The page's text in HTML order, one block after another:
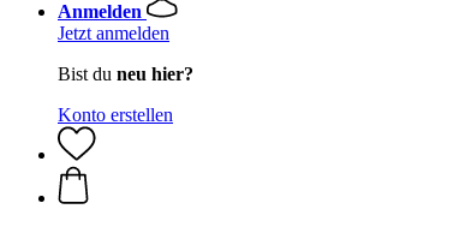
Anmelden
Jetzt anmelden
Bist du neu hier?
Konto erstellen